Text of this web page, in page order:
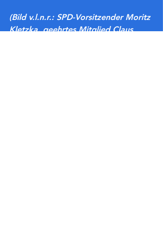
(Bild v.l.n.r.: SPD-Vorsitzender Moritz
Kletzka, geehrtes Mitglied Claus